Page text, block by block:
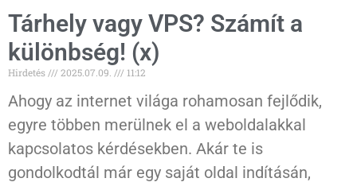
Tárhely vagy VPS? Számít a
különbség! (x)
Hirdetés 2025.07.09. 11:12
Ahogy az internet világa rohamosan fejlődik,
egyre többen merülnek el a weboldalakkal
kapcsolatos kérdésekben. Akár te is
gondolkodtál már egy saját oldal indításán,